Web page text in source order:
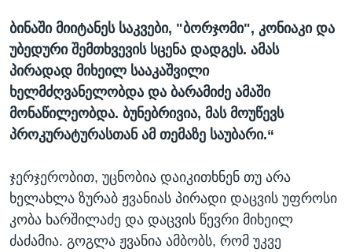
ბინაში მიიტანეს საკვები, "ბორჯომი", კონიაკი და
უბედური შემთხვევის სცენა დადგეს. ამას
პირადად მიხეილ სააკაშვილი
ხელმძღვანელობდა და ბარამიძე ამაში
მონაწილეობდა. ბუნებრივია, მას მოუწევს
პროკურატურასთან ამ თემაზე საუბარი.“
ჯერჯერობით, უცნობია დაიკითხნენ თუ არა
ხელახლა ზურაბ ჟვანიას პირადი დაცვის უფროსი
კობა ხარშილაძე და დაცვის წევრი მიხეილ
ძაძამია. გოგლა ჟვანია ამბობს, რომ უკვე